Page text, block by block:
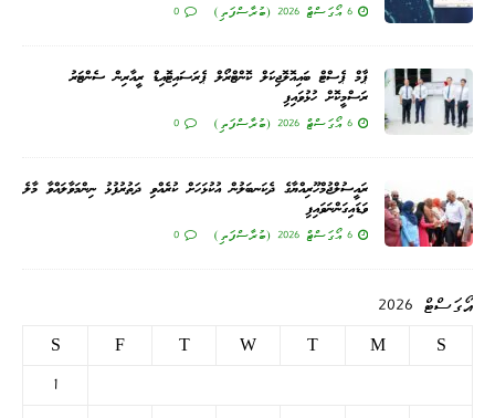
6 އޯގަސްޓް 2026 (ބުރާސްފަތި) 0
ޕާމް ޕެސްޓް ބައިއޮލޮޖިކަލް ކޮންޓްރޯލް ޕެރަސައިޓޮއިޑް ރީއާރިން ސެންޓަރު
ރަސްމީކޮށް ހުޅުވައިފި
6 އޯގަސްޓް 2026 (ބުރާސްފަތި) 0
ރައީސުލްޖުމްހޫރިއްޔާގެ ދެކަނބަލުން އުކުޅަހަށް ކުރެއްވި ދަތުރުފުޅު ނިންމަވާލައްވާ މާލެ
ވަޑައިގަންނަވައިފި
6 އޯގަސްޓް 2026 (ބުރާސްފަތި) 0
އޯގަސްޓް 2026
S
M
T
W
T
F
S
1